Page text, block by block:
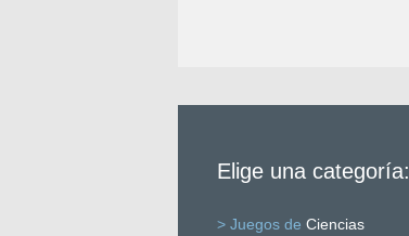
Elige una categoría:
> Juegos de Ciencias